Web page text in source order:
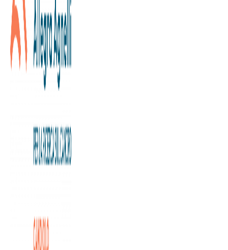
È arrivato il nuovo
Citofluorimetro all’Istituto di
Candiolo – IRCCS: uno
strumento a sostegno della
ricerca
È arrivato al “ Flow Cytometry Center
Candiolo – IRCCS, un laboratorio specializzato nell’utilizzo
di strumenti di citofluorimetria (tecnologia che consente di
Questo strumento, messo a disposizione di tutti i
ricercatori del nostro Istituto, rappresenta un importante